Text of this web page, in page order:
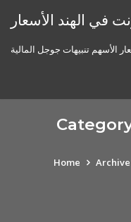
في الهند الأسعار
الأسهم تنبيهات جوجل المالية
Home